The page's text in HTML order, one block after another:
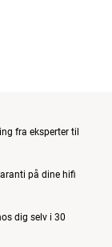
fra eksperter til
på dine hifi
dig selv i 30